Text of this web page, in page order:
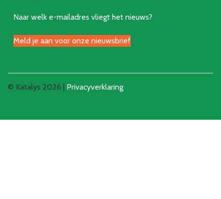
Naar welk e-mailadres vliegt het nieuws?
Meld je aan voor onze nieuwsbrief
© Katalys 2026 | Privacyverklaring